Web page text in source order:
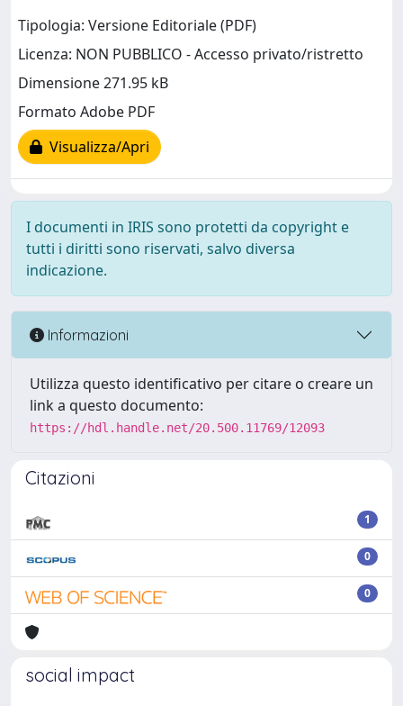
Tipologia: Versione Editoriale (PDF)
Licenza: NON PUBBLICO - Accesso privato/ristretto
Dimensione 271.95 kB
Formato Adobe PDF
Visualizza/Apri
I documenti in IRIS sono protetti da copyright e
tutti i diritti sono riservati, salvo diversa
indicazione.
Informazioni
Utilizza questo identificativo per citare o creare un
link a questo documento:
https://hdl.handle.net/20.500.11769/12093
Citazioni
1
0
0
social impact